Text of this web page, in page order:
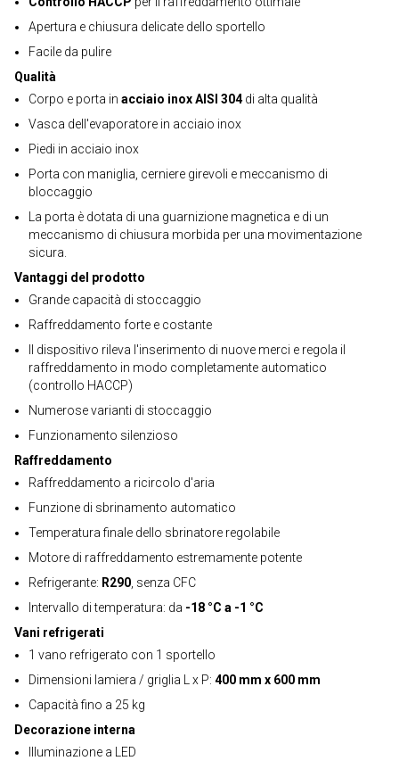
Apertura e chiusura delicate dello sportello
Facile da pulire
Qualità
Corpo e porta in acciaio inox AISI 304di alta qualità
Vasca dell'evaporatore in acciaio inox
Piedi in acciaio inox
Porta con maniglia, cerniere girevoli e meccanismo di
bloccaggio
La porta è dotata di una guarnizione magnetica e di un
meccanismo di chiusura morbida per una movimentazione
sicura.
Vantaggi del prodotto
Grande capacità di stoccaggio
Raffreddamento forte e costante
Il dispositivo rileva l'inserimento di nuove merci e regola il
raffreddamento in modo completamente automatico
(controllo HACCP)
Numerose varianti di stoccaggio
Funzionamento silenzioso
Raffreddamento
Raffreddamento a ricircolo d'aria
Funzione di sbrinamento automatico
Temperatura finale dello sbrinatore regolabile
Motore di raffreddamento estremamente potente
Refrigerante: R290 , senza CFC
Intervallo di temperatura: da -18 °C a -1 °C
Vani refrigerati
1 vano refrigerato con 1 sportello
Dimensioni lamiera / griglia L x P: 400 mm x 600 mm
Capacità fino a 25 kg
Decorazione interna
Illuminazione a LED